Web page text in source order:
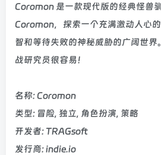
Coromon 是一款现代版的经典怪兽
Coromon，探索一个充满激动人心
智和等待失败的神秘威胁的广阔世
战研究员很容易！
名称: Coromon
类型: 冒险, 独立, 角色扮演, 策略
开发者: TRAGsoft
发行商: indie.io